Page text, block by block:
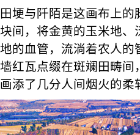
田埂与阡陌是这画布上
块间，将金黄的玉米地
地的血管，流淌着农人的
墙红瓦点缀在斑斓田畴间
画添了几分人间烟火的柔